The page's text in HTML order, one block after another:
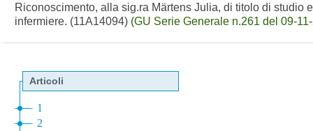
Riconoscimento, alla sig.ra Märtens Julia, di titolo di
infermiere. (11A14094) (GU Serie Generale n.261 del 09-